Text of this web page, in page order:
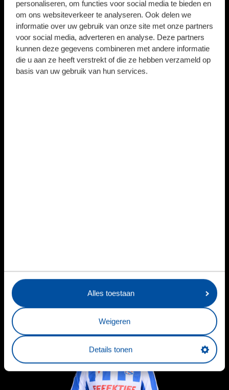
personaliseren, om functies voor social media te bieden en
om ons websiteverkeer te analyseren. Ook delen we
informatie over uw gebruik van onze site met onze partners
voor social media, adverteren en analyse. Deze partners
kunnen deze gegevens combineren met andere informatie
die u aan ze heeft verstrekt of die ze hebben verzameld op
basis van uw gebruik van hun services.
Alles toestaan
Weigeren
Details tonen
Eredivisie
20